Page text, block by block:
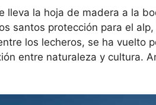
lleva la hoja de madera a la
santos protección para el
los lecheros, se ha vuelto
entre naturaleza y cultura.